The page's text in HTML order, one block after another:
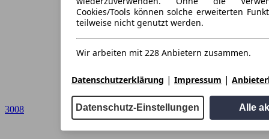
3008
Cookies/Tools können solche erweiterten
teilweise nicht genutzt werden.
Wir arbeiten mit 228 Anbietern zusammen.
Datenschutzerklärung | Impressum |
Datenschutz-Einstellungen Alle